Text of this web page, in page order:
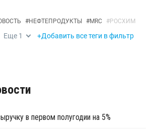
#НЕФТЕПРОДУКТЫ #MRC #РОСХИМ
Еще 1 +Добавить все теги в фильтр
в первом полугодии на 5%